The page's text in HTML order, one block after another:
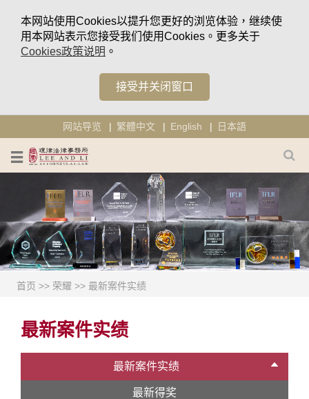
本网站使用Cookies以提升您更好的浏览体验，继续使
用本网站表示您接受我们使用Cookies。更多关于
Cookies政策说明 。
接受并关闭窗口
网站导览 繁體中文 English 日本語
首页 >> 荣耀 >> 最新案件实绩
最新案件实绩
最新得奖
最新案件实绩